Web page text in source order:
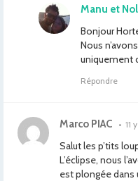
Manu et
Bonjour
Nous
uniquement
Répondre
Marco PIAC • 11
Salut les p’tits
L’éclipse, nous
est plongée dans